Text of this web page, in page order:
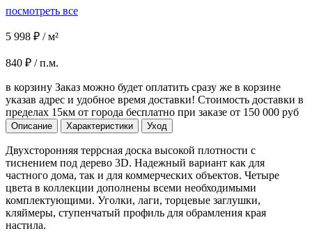
посмотреть все
5 998 ₽ / м²
840 ₽ / п.м.
в корзину Заказ можно будет оплатить сразу же в корзине
указав адрес и удобное время доставки! Стоимость доставки в
пределах 15км от города бесплатно при заказе от 150 000 руб
Описание Характеристики Уход
Двухсторонняя террсная доска высокой плотности с
тиснением под дерево 3D. Надежный вариант как для
частного дома, так и для коммерческих объектов. Четыре
цвета в коллекции дополнены всеми необходимыми
комплектующими. Уголки, лаги, торцевые заглушки,
кляймеры, ступенчатый профиль для обрамления края
настила.